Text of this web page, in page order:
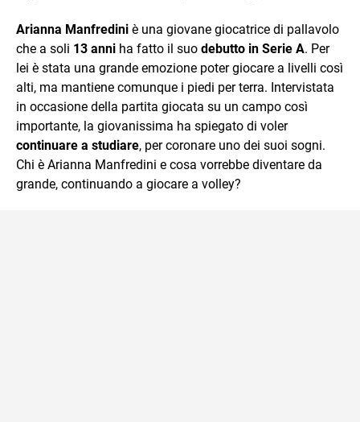
comunicazione specializzandosi nella scrittura di articoli
Arianna Manfredini è una giovane giocatrice di pallavolo
che a soli 13 anni ha fatto il suo debutto in Serie A. Per
lei è stata una grande emozione poter giocare a livelli così
alti, ma mantiene comunque i piedi per terra. Intervistata
in occasione della partita giocata su un campo così
importante, la giovanissima ha spiegato di voler
continuare a studiare, per coronare uno dei suoi sogni.
Chi è Arianna Manfredini e cosa vorrebbe diventare da
grande, continuando a giocare a volley?